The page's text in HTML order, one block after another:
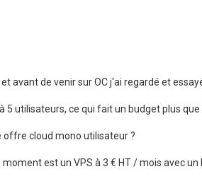
avant de venir sur OC j'ai regardé et
5 utilisateurs, ce qui fait un budget plus
offre cloud mono utilisateur ?
est un VPS à 3 € HT / mois avec